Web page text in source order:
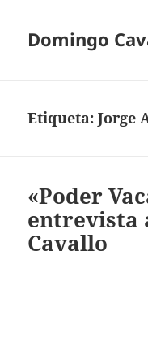
Domingo
Etiqueta:Jorge
«Poder
entrevista
Cavallo